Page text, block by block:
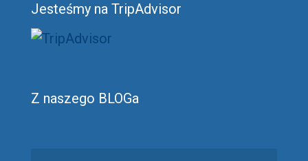
Jesteśmy na TripAdvisor
Z naszego BLOGa